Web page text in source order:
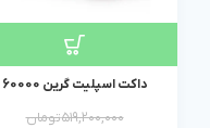
داکت اسپلیت گرین 60000
۵۱۹,۲۰۰,۰۰۰تومان